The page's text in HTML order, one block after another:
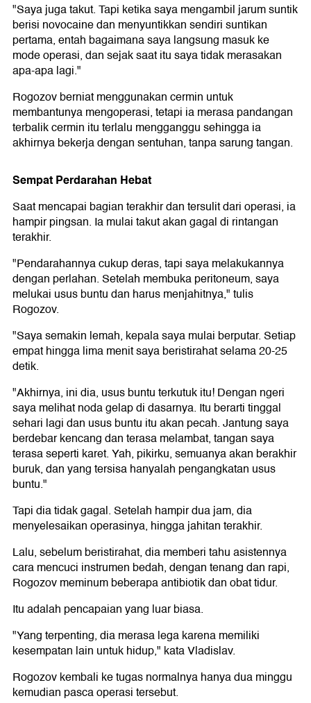
"Saya juga takut. Tapi ketika saya mengambil jarum suntik
berisi novocaine dan menyuntikkan sendiri suntikan
pertama, entah bagaimana saya langsung masuk ke
mode operasi, dan sejak saat itu saya tidak merasakan
apa-apa lagi."
Rogozov berniat menggunakan cermin untuk
membantunya mengoperasi, tetapi ia merasa pandangan
terbalik cermin itu terlalu mengganggu sehingga ia
akhirnya bekerja dengan sentuhan, tanpa sarung tangan.
Sempat Perdarahan Hebat
Saat mencapai bagian terakhir dan tersulit dari operasi, ia
hampir pingsan. Ia mulai takut akan gagal di rintangan
terakhir.
"Pendarahannya cukup deras, tapi saya melakukannya
dengan perlahan. Setelah membuka peritoneum, saya
melukai usus buntu dan harus menjahitnya," tulis
Rogozov.
"Saya semakin lemah, kepala saya mulai berputar. Setiap
empat hingga lima menit saya beristirahat selama 20-25
detik.
"Akhirnya, ini dia, usus buntu terkutuk itu! Dengan ngeri
saya melihat noda gelap di dasarnya. Itu berarti tinggal
sehari lagi dan usus buntu itu akan pecah. Jantung saya
berdebar kencang dan terasa melambat, tangan saya
terasa seperti karet. Yah, pikirku, semuanya akan berakhir
buruk, dan yang tersisa hanyalah pengangkatan usus
buntu."
Tapi dia tidak gagal. Setelah hampir dua jam, dia
menyelesaikan operasinya, hingga jahitan terakhir.
Lalu, sebelum beristirahat, dia memberi tahu asistennya
cara mencuci instrumen bedah, dengan tenang dan rapi,
Rogozov meminum beberapa antibiotik dan obat tidur.
Itu adalah pencapaian yang luar biasa.
"Yang terpenting, dia merasa lega karena memiliki
kesempatan lain untuk hidup," kata Vladislav.
Rogozov kembali ke tugas normalnya hanya dua minggu
kemudian pasca operasi tersebut.